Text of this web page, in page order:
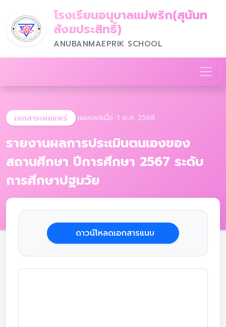
โรงเรียนอนุบาลแม่พริก(สุนันท
สังฆประสิทธิ์)
ANUBANMAEPRIK SCHOOL
เอกสารเผยแพร่ เผยแพร่เมื่อ: 1 พ.ค. 2568
รายงานผลการประเมินตนเองของ
สถานศึกษา ปีการศึกษา 2567 ระดับ
การศึกษาปฐมวัย
ดาวน์โหลดเอกสารแนบ